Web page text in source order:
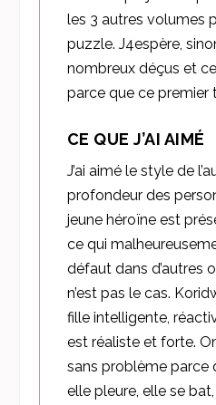
les 3 autres volumes
puzzle. J4espère,
nombreux déçus et
parce que ce premier
CE QUE J’AI AIMÉ
J’ai aimé le style de
profondeur des
jeune héroïne est
ce qui
défaut dans d’autres
n’est pas le cas.
fille intelligente,
est réaliste et forte.
sans problème parce
elle pleure, elle se